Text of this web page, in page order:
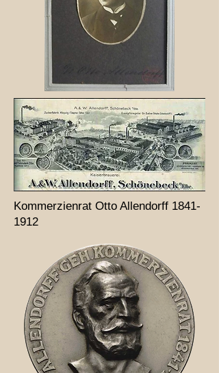
Kommerzienrat Otto Allendorff 1841-
1912